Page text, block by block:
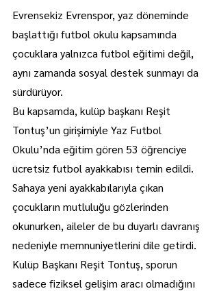
Evrensekiz Evrenspor, yaz döneminde
başlattığı futbol okulu kapsamında
çocuklara yalnızca futbol eğitimi değil,
aynı zamanda sosyal destek sunmayı da
sürdürüyor.
Bu kapsamda, kulüp başkanı Reşit
Tontuş’un girişimiyle Yaz Futbol
Okulu’nda eğitim gören 53 öğrenciye
ücretsiz futbol ayakkabısı temin edildi.
Sahaya yeni ayakkabılarıyla çıkan
çocukların mutluluğu gözlerinden
okunurken, aileler de bu duyarlı davranış
nedeniyle memnuniyetlerini dile getirdi.
Kulüp Başkanı Reşit Tontuş, sporun
sadece fiziksel gelişim aracı olmadığını